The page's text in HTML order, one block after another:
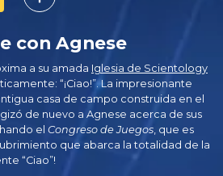
con Agnese
a su amada Iglesia de Scientology
“¡Ciao!”. La impresionante
casa de campo construida en el
de nuevo a Agnese acerca de sus
el Congreso de Juegos , que es
que abarca la totalidad de la
“Ciao”!